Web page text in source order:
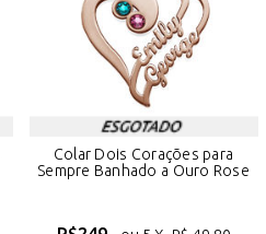
Colar Dois Corações para
Sempre Banhado a Ouro Rose